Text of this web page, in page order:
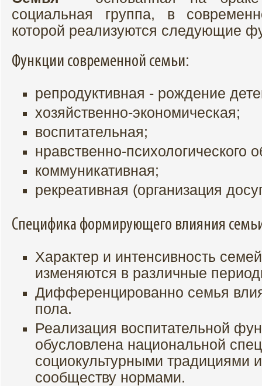
социальная группа, в
которой реализуются следующие
Функции современной семьи:
репродуктивная - рождение
хозяйственно-экономическая;
воспитательная;
нравственно-психологического
коммуникативная;
рекреативная (организация
Специфика формирующего влияния
Характер и интенсивность
изменяются в различные
Дифференцированно семья
пола.
Реализация воспитательной
обусловлена национальной
социокультурными традициями
сообществу нормами.